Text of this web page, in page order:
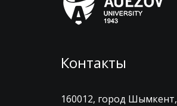
Контакты
160012, город Шымкент,